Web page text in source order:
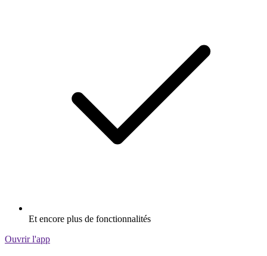
Et encore plus de fonctionnalités
Ouvrir l'app